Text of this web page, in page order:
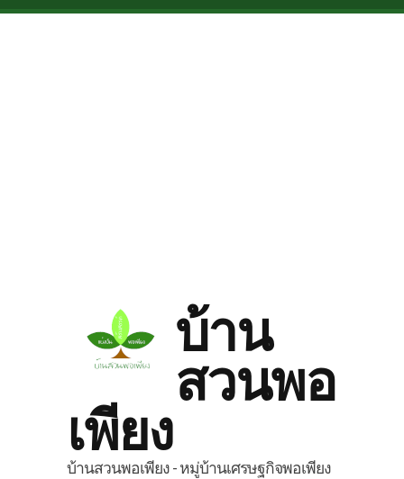
Skip to main content
บ้าน
สวนพอ
เพียง
บ้านสวนพอเพียง - หมู่บ้านเศรษฐกิจพอเพียง